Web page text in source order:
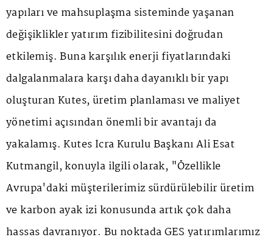
yapıları ve mahsuplaşma sisteminde yaşanan
değişiklikler yatırım fizibilitesini doğrudan
etkilemiş. Buna karşılık enerji fiyatlarındaki
dalgalanmalara karşı daha dayanıklı bir yapı
oluşturan Kutes, üretim planlaması ve maliyet
yönetimi açısından önemli bir avantajı da
yakalamış. Kutes İcra Kurulu Başkanı Ali Esat
Kutmangil, konuyla ilgili olarak, "Özellikle
Avrupa'daki müşterilerimiz sürdürülebilir üretim
ve karbon ayak izi konusunda artık çok daha
hassas davranıyor. Bu noktada GES yatırımlarımız